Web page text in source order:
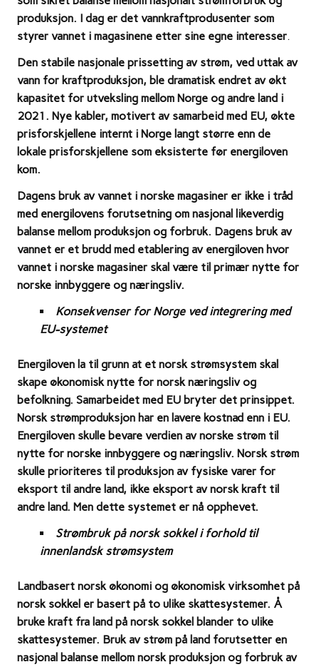
produksjon. I dag er det vannkraftprodusenter som
styrer vannet i magasinene etter sine egne interesser.
Den stabile nasjonale prissetting av strøm, ved uttak av
vann for kraftproduksjon, ble dramatisk endret av økt
kapasitet for utveksling mellom Norge og andre land i
2021. Nye kabler, motivert av samarbeid med EU, økte
prisforskjellene internt i Norge langt større enn de
lokale prisforskjellene som eksisterte før energiloven
kom.
Dagens bruk av vannet i norske magasiner er ikke i tråd
med energilovens forutsetning om nasjonal likeverdig
balanse mellom produksjon og forbruk. Dagens bruk av
vannet er et brudd med etablering av energiloven hvor
vannet i norske magasiner skal være til primær nytte for
norske innbyggere og næringsliv.
Konsekvenser for Norge ved integrering med
EU-systemet
Energiloven la til grunn at et norsk strømsystem skal
skape økonomisk nytte for norsk næringsliv og
befolkning. Samarbeidet med EU bryter det prinsippet.
Norsk strømproduksjon har en lavere kostnad enn i EU.
Energiloven skulle bevare verdien av norske strøm til
nytte for norske innbyggere og næringsliv. Norsk strøm
skulle prioriteres til produksjon av fysiske varer for
eksport til andre land, ikke eksport av norsk kraft til
andre land. Men dette systemet er nå opphevet.
Strømbruk på norsk sokkel i forhold til
innenlandsk strømsystem
Landbasert norsk økonomi og økonomisk virksomhet på
norsk sokkel er basert på to ulike skattesystemer. Å
bruke kraft fra land på norsk sokkel blander to ulike
skattesystemer. Bruk av strøm på land forutsetter en
nasjonal balanse mellom norsk produksjon og forbruk av